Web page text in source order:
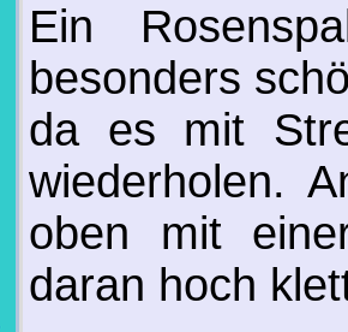
Ein
besonders
da es mit
wiederholen.
oben mit
daran hoch